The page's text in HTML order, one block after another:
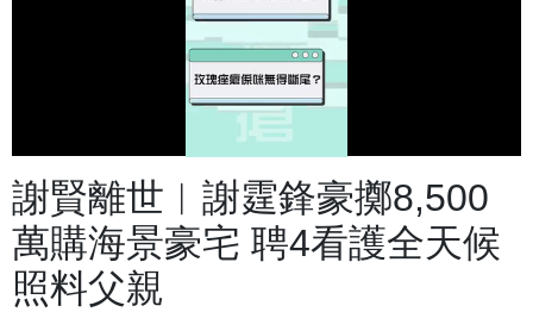
啟
效
入
:
4
.
9
7
%
謝賢離世︱謝霆鋒豪擲8,500
萬購海景豪宅 聘4看護全天候
照料父親